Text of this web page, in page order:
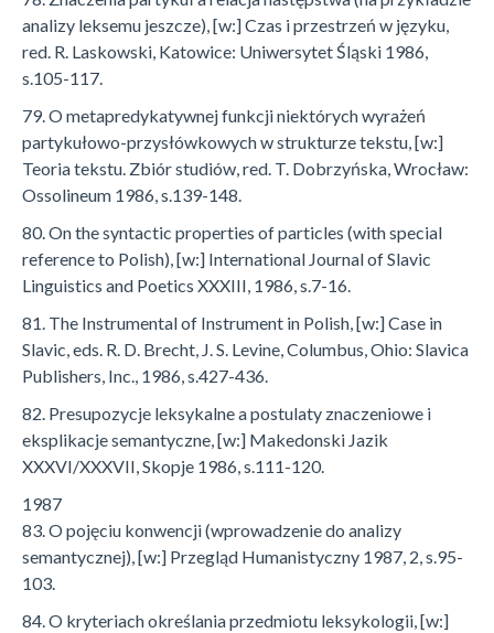
analizy leksemu jeszcze), [w:] Czas i przestrzeń w języku,
red. R. Laskowski, Katowice: Uniwersytet Śląski 1986,
s.105-117.
79. O metapredykatywnej funkcji niektórych wyrażeń
partykułowo-przysłówkowych w strukturze tekstu, [w:]
Teoria tekstu. Zbiór studiów, red. T. Dobrzyńska, Wrocław:
Ossolineum 1986, s.139-148.
80. On the syntactic properties of particles (with special
reference to Polish), [w:] International Journal of Slavic
Linguistics and Poetics XXXIII, 1986, s.7-16.
81. The Instrumental of Instrument in Polish, [w:] Case in
Slavic, eds. R. D. Brecht, J. S. Levine, Columbus, Ohio: Slavica
Publishers, Inc., 1986, s.427-436.
82. Presupozycje leksykalne a postulaty znaczeniowe i
eksplikacje semantyczne, [w:] Makedonski Jazik
XXXVI/XXXVII, Skopje 1986, s.111-120.
1987
83. O pojęciu konwencji (wprowadzenie do analizy
semantycznej), [w:] Przegląd Humanistyczny 1987, 2, s.95-
103.
84. O kryteriach określania przedmiotu leksykologii, [w:]